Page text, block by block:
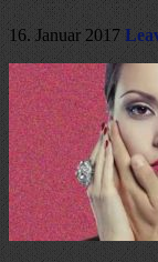
16. Januar 2017